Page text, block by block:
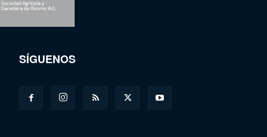
SÍGUENOS